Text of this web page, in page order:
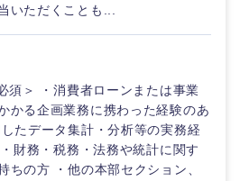
いただくことも...
須＞ ・消費者ローンまたは事業
かる企画業務に携わった経験のあ
たデータ集計・分析等の実務経
財務・税務・法務や統計に関す
ちの方 ・他の本部セクション、